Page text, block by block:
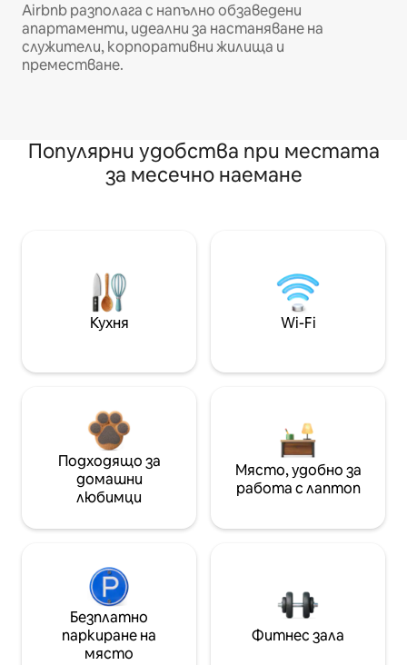
Airbnb разполага с напълно обзаведени
апартаменти, идеални за настаняване на
служители, корпоративни жилища и
преместване.
Популярни удобства при местата
за месечно наемане
Кухня Wi-Fi
Подходящо за
домашни
любимци
Място, удобно за
работа с лаптоп
Безплатно
паркиране на
място
Фитнес зала